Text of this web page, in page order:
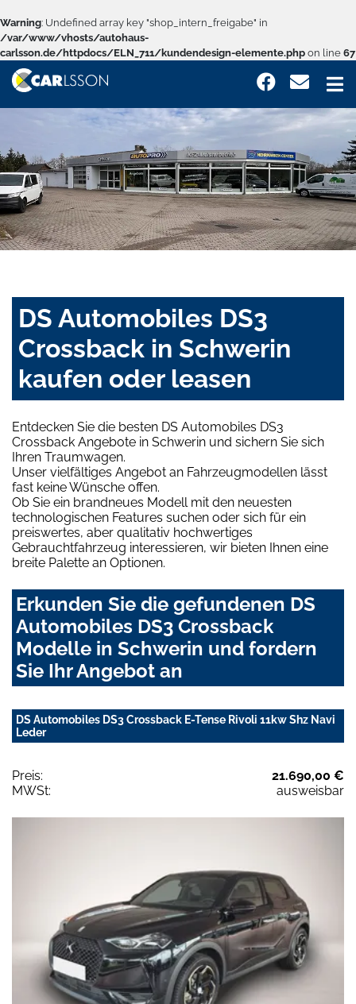
Warning: Undefined array key "shop_intern_freigabe" in
/var/www/vhosts/autohaus-
carlsson.de/httpdocs/ELN_711/kundendesign-elemente.php on line 67
DS Automobiles DS3
Crossback in Schwerin
kaufen oder leasen
Entdecken Sie die besten DS Automobiles DS3
Crossback Angebote in Schwerin und sichern Sie sich
Ihren Traumwagen.
Unser vielfältiges Angebot an Fahrzeugmodellen lässt
fast keine Wünsche offen.
Ob Sie ein brandneues Modell mit den neuesten
technologischen Features suchen oder sich für ein
preiswertes, aber qualitativ hochwertiges
Gebrauchtfahrzeug interessieren, wir bieten Ihnen eine
breite Palette an Optionen.
Erkunden Sie die gefundenen DS
Automobiles DS3 Crossback
Modelle in Schwerin und fordern
Sie Ihr Angebot an
DS Automobiles DS3 Crossback E-Tense Rivoli 11kw Shz Navi
Leder
Preis:
21.690,00 €
MWSt:
ausweisbar